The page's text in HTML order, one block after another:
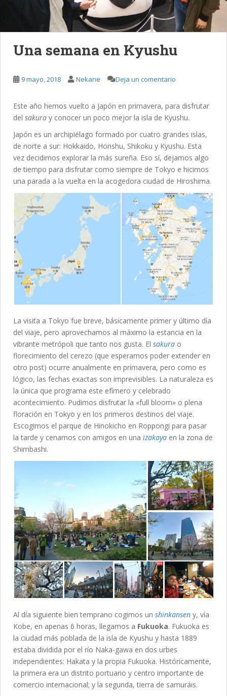
Una semana en Kyushu
9 mayo, 2018 Nekane Deja un comentario
Este año hemos vuelto a Japón en primavera, para disfrutar
del sakura y conocer un poco mejor la isla de Kyushu.
Japón es un archipiélago formado por cuatro grandes islas,
de norte a sur: Hokkaido, Honshu, Shikoku y Kyushu. Esta
vez decidimos explorar la más sureña. Eso sí, dejamos algo
de tiempo para disfrutar como siempre de Tokyo e hicimos
una parada a la vuelta en la acogedora ciudad de Hiroshima.
La visita a Tokyo fue breve, básicamente primer y último día
del viaje, pero aprovechamos al máximo la estancia en la
vibrante metrópoli que tanto nos gusta. El sakura o
florecimiento del cerezo (que esperamos poder extender en
otro post) ocurre anualmente en primavera, pero como es
lógico, las fechas exactas son imprevisibles. La naturaleza es
la única que programa este efímero y celebrado
acontecimiento. Pudimos disfrutar la «full bloom» o plena
floración en Tokyo y en los primeros destinos del viaje.
Escogimos el parque de Hinokicho en Roppongi para pasar
la tarde y cenamos con amigos en una izakaya en la zona de
Shimbashi.
Al día siguiente bien temprano cogimos un shinkansen y, vía
Kobe, en apenas 6 horas, llegamos a Fukuoka. Fukuoka es
la ciudad más poblada de la isla de Kyushu y hasta 1889
estaba dividida por el río Naka-gawa en dos urbes
independientes: Hakata y la propia Fukuoka. Históricamente,
la primera era un distrito portuario y centro importante de
comercio internacional; y la segunda, tierra de samuráis.